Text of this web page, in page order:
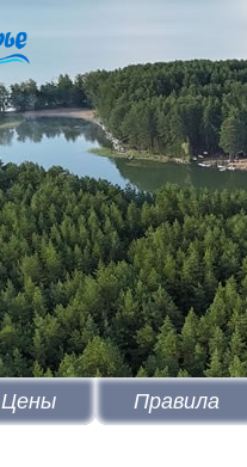
Цены Правила